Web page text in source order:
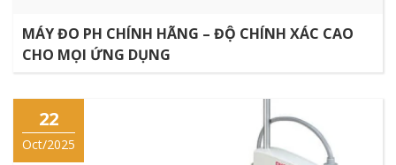
MÁY ĐO PH CHÍNH HÃNG – ĐỘ CHÍNH XÁC CAO
CHO MỌI ỨNG DỤNG
22
Oct/2025